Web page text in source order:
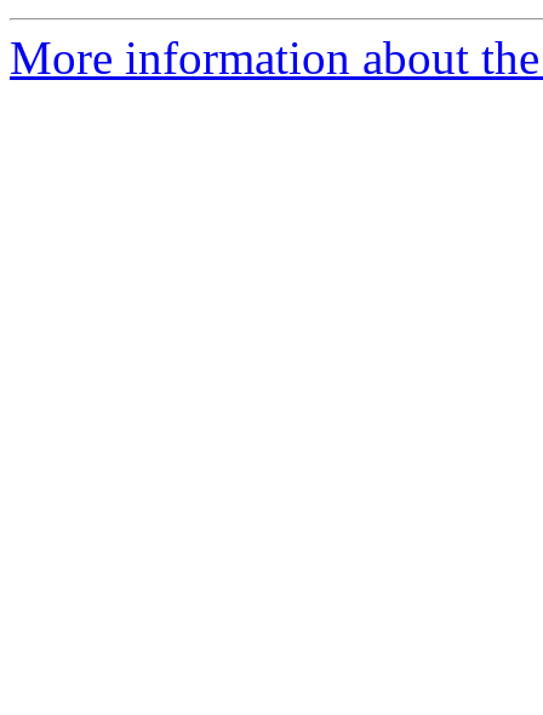
More information about